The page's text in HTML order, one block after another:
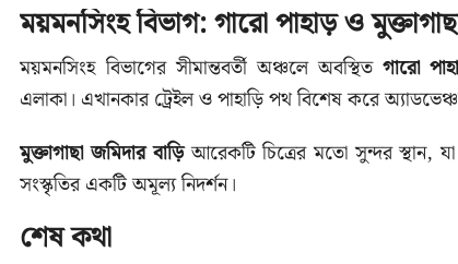
ময়মনসিংহ বিভাগ: গারো পাহাড় ও
ময়মনসিংহ বিভাগের সীমান্তবর্তী অঞ্চলে অবস্থিতগারো
এলাকা। এখানকার ট্রেইল ও পাহাড়ি পথ বিশেষ করে
মুক্তাগাছা জমিদার বাড়িআরেকটি চিত্রের মতো সুন্দর স্থান, যা
সংস্কৃতির একটি অমূল্য নিদর্শন।
শেষ কথা